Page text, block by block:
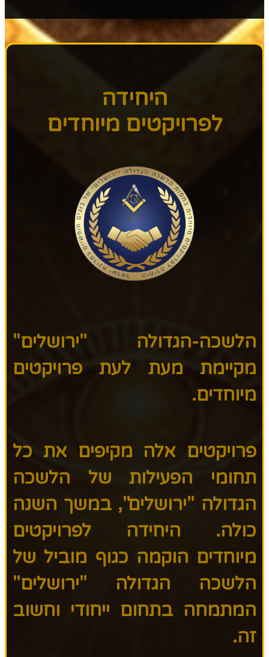
היחידה
לפרויקטים מיוחדים
הלשכה-הגדולה "ירושלים"
מקיימת מעת לעת פרויקטים
מיוחדים.
פרויקטים אלה מקיפים את כל
תחומי הפעילות של הלשכה
הגדולה "ירושלים", במשך השנה
כולה. היחידה לפרויקטים
מיוחדים הוקמה כגוף מוביל של
הלשכה הגדולה "ירושלים"
המתמחה בתחום ייחודי וחשוב
זה.